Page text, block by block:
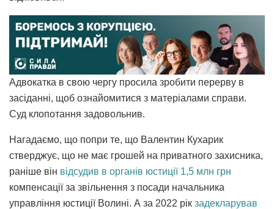
Адвокатка в свою чергу просила зробити перерву в
засіданні, щоб ознайомитися з матеріалами справи.
Суд клопотання задовольнив.
Нагадаємо, що попри те, що Валентин Кухарик
стверджує, що не має грошей на приватного захисника,
раніше він відсудив в органів юстиції 1,5 млн грн
компенсації за звільнення з посади начальника
управління юстиції Волині. А за 2022 рік задекларував